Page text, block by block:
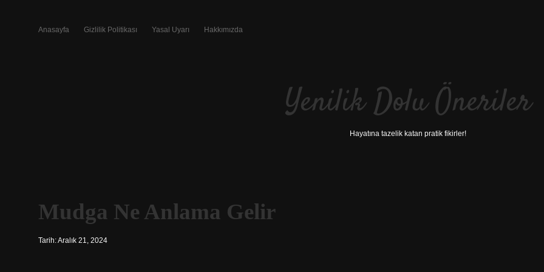
Anasayfa Gizlilik Politikası Yasal Uyarı Hakkımızda
Yenilik Dolu Öneriler
Hayatına tazelik katan pratik fikirler!
Mudga Ne Anlama Gelir
Tarih: Aralık 21, 2024